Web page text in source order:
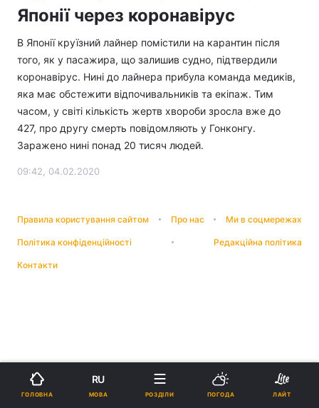
Японії через коронавірус
В Японії круїзний лайнер помістили на карантин після
того, як у пасажира, що залишив судно, підтвердили
коронавірус. Нині до лайнера прибула команда медиків,
яка має обстежити відпочивальників та екіпаж. Тим
часом, у світі кількість жертв хвороби зросла вже до
427, про другу смерть повідомляють у Гонконгу.
Заражено нині понад 20 тисяч людей.
09:42, 04.02.2020
Правила користування сайтом Про нас Ми в соцмережах
Політика конфіденційності Редакційна політика
Контакти
ГОЛОВНА
RU
МОВА РОЗДІЛИ ПОГОДА ЛАЙТ